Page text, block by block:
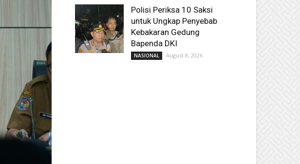
Polisi Periksa 10 Saksi
untuk Ungkap Penyebab
Kebakaran Gedung
Bapenda DKI
NASIONAL August 8, 2026